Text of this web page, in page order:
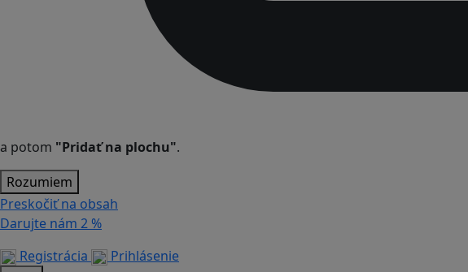
a potom "Pridať na plochu".
Rozumiem
Preskočiť na obsah
Darujte nám 2 %
Registrácia
Prihlásenie